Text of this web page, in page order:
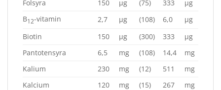
Folsyra
150 µg (75) 333
µg
B12-vitamin 2,7 µg (108) 6,0
µg
Biotin
150 µg (300) 333
µg
Pantotensyra
6,5 mg (108) 14,4
mg
Kalium
230 mg (12) 511
mg
Kalcium
120 mg (15) 267
mg